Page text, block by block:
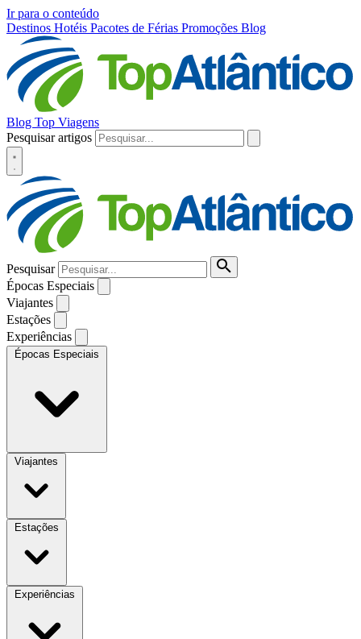
Ir para o conteúdo
Destinos Hotéis Pacotes de Férias Promoções Blog
Blog Top Viagens
Pesquisar artigos
Pesquisar
Épocas Especiais
Viajantes
Estações
Experiências
Épocas Especiais
Viajantes
Estações
Experiências